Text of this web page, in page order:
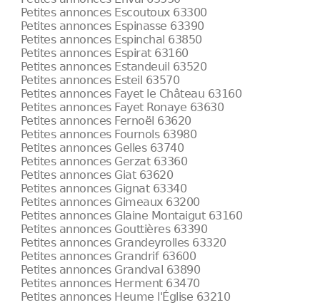
Petites annonces Escoutoux 63300
Petites annonces Espinasse 63390
Petites annonces Espinchal 63850
Petites annonces Espirat 63160
Petites annonces Estandeuil 63520
Petites annonces Esteil 63570
Petites annonces Fayet le Château 63160
Petites annonces Fayet Ronaye 63630
Petites annonces Fernoël 63620
Petites annonces Fournols 63980
Petites annonces Gelles 63740
Petites annonces Gerzat 63360
Petites annonces Giat 63620
Petites annonces Gignat 63340
Petites annonces Gimeaux 63200
Petites annonces Glaine Montaigut 63160
Petites annonces Gouttières 63390
Petites annonces Grandeyrolles 63320
Petites annonces Grandrif 63600
Petites annonces Grandval 63890
Petites annonces Herment 63470
Petites annonces Heume l'Église 63210